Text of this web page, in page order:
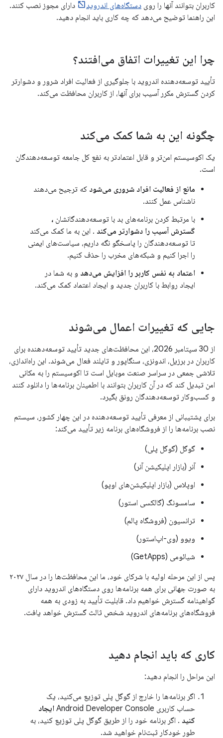
کاربران بتوانند آنها را روی دستگاه‌های اندروید
دارای مجوز نصب کنند.
این راهنما توضیح می‌دهد که چه کاری باید انجام دهید.
چرا این تغییرات اتفاق می‌افتند؟
تأیید توسعه‌دهنده اندروید با جلوگیری از فعالیت افراد شرور و دشوارتر
کردن گسترش مکرر آسیب برای آنها، از کاربران محافظت می‌کند.
چگونه این به شما کمک می‌کند
یک اکوسیستم امن‌تر و قابل اعتمادتر به نفع کل جامعه توسعه‌دهندگان
است.
مانع از فعالیت افراد شروری می‌شود که ترجیح می‌دهند
ناشناس عمل کنند.
با مرتبط کردن برنامه‌های بد با توسعه‌دهندگانشان ،
گسترش آسیب را دشوارتر می‌کند . این به ما کمک می‌کند
تا توسعه‌دهندگان را پاسخگو نگه داریم، سیاست‌های ایمنی
را اجرا کنیم و شبکه‌های مخرب را حذف کنیم.
اعتماد به نفس کاربر را افزایش می‌دهد و به شما در
ایجاد روابط با کاربران جدید و ایجاد اعتماد کمک می‌کند.
جایی که تغییرات اعمال می‌شوند
از 30 سپتامبر 2026، این محافظت‌های جدید تأیید توسعه‌دهنده برای
کاربران در برزیل، اندونزی، سنگاپور و تایلند فعال می‌شوند. این راه‌اندازی،
تلاشی جمعی در سراسر صنعت موبایل است تا اکوسیستم را به مکانی
امن تبدیل کند که در آن کاربران بتوانند با اطمینان برنامه‌ها را دانلود کنند
و کسب‌وکار توسعه‌دهندگان رونق بگیرد.
برای پشتیبانی از معرفی تأیید توسعه‌دهنده در این چهار کشور، سیستم
نصب برنامه‌ها را از فروشگاه‌های برنامه زیر تأیید می‌کند:
گوگل (گوگل پلی)
آنر (بازار اپلیکیشن آنر)
اوپلاس (بازار اپلیکیشن‌های اوپو)
سامسونگ (گالکسی استور)
ترانسیون (فروشگاه پالم)
ویوو (وی-اپ‌استور)
شیائومی (GetApps)
پس از این مرحله اولیه با شرکای خود، ما این محافظت‌ها را در سال ۲۰۲۷
به صورت جهانی برای همه برنامه‌ها روی دستگاه‌های اندروید دارای
گواهینامه گسترش خواهیم داد. قابلیت تأیید به زودی به همه
فروشگاه‌های برنامه‌های اندروید شخص ثالث گسترش خواهد یافت.
کاری که باید انجام دهید
این مراحل را انجام دهید:
اگر برنامه‌ها را خارج از گوگل پلی توزیع می‌کنید، یک
حساب کاربری Android Developer Console
ایجاد
کنید . اگر برنامه خود را از طریق گوگل پلی توزیع کنید، به
طور خودکار ثبت‌نام خواهید شد.